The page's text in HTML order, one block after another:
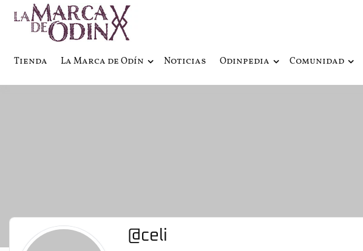
Tienda La Marca de Odín Noticias Odinpedia Comunidad
@celi